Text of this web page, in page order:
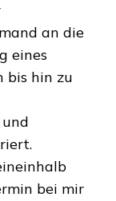
an die
eines
bis hin zu
bei mir